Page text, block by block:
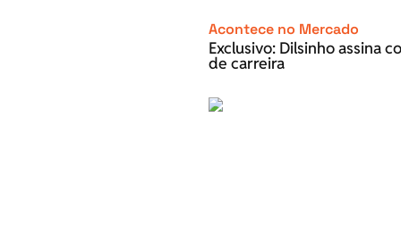
Acontece no Mercado
Exclusivo: Dilsinho assina
de carreira